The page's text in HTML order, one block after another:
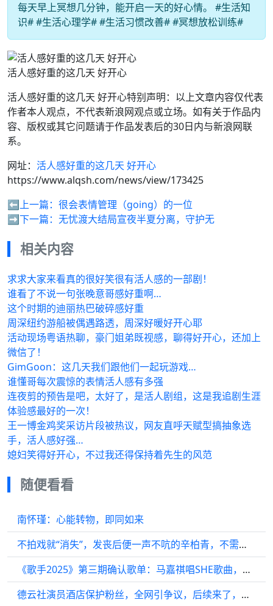
每天早上冥想几分钟，能开启一天的好心情。 #生活知
识# #生活心理学# #生活习惯改善# #冥想放松训练#
活人感好重的这几天 好开心
活人感好重的这几天 好开心特别声明：以上文章内容仅代表
作者本人观点，不代表新浪网观点或立场。如有关于作品内
容、版权或其它问题请于作品发表后的30日内与新浪网联
系。
网址： 活人感好重的这几天 好开心
https://www.alqsh.com/news/view/173425
⬅️上一篇： 很会表情管理（going）的一位
➡️下一篇： 无忧渡大结局宣夜半夏分离，守护无
相关内容
求求大家来看真的很好笑很有活人感的一部剧！
谁看了不说一句张晚意哥感好重啊…
这个时期的迪丽热巴破碎感好重
周深纽约游船被偶遇路透，周深好暖好开心耶
活动现场粤语热聊，豪门姐弟既视感，聊得好开心，还加上
微信了！
GimGoon：这几天我们跟他们一起玩游戏…
谁懂哥每次震惊的表情活人感有多强
连夜剪的预告是吧，太好了，是活人剧组，这是我追剧生涯
体验感最好的一次！
王一博金鸡奖采访片段被热议，网友直呼天赋型搞抽象选
手，活人感好强…
媳妇笑得好开心，不过我还得保持着先生的风范
随便看看
南怀瑾：心能转物，即同如来
不拍戏就“消失”，发丧后便一声不吭的辛柏青，不需要再证明什么
《歌手2025》第三期确认歌单：马嘉祺唱SHE歌曲，GAI挑战全新摇滚
德云社演员酒店保护粉丝，全网引争议，后续来了，张鹤擎是真爷们